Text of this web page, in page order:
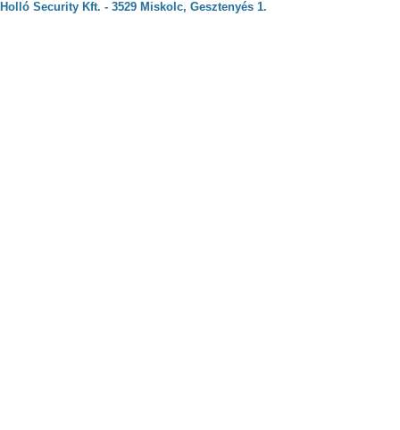
Holló Security Kft. - 3529 Miskolc, Gesztenyés 1.